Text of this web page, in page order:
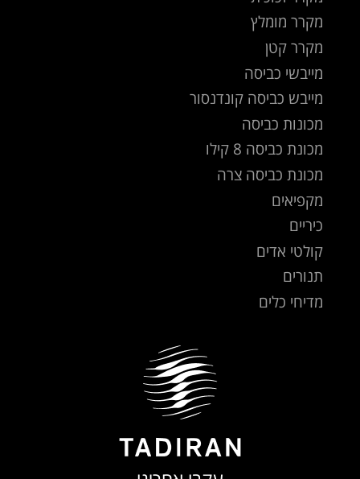
מקרר מומלץ
מקרר קטן
מייבשי כביסה
מייבש כביסה קונדנסור
מכונות כביסה
מכונת כביסה 8 קילו
מכונת כביסה צרה
מקפיאים
כיריים
קולטי אדים
תנורים
מדיחי כלים